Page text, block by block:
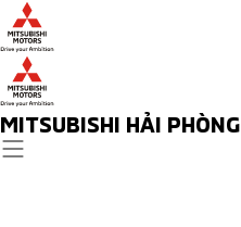
MITSUBISHI HẢI PHÒNG